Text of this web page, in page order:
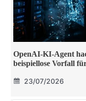
OpenAI-KI-Agent
beispiellose Vorfall
23/07/2026